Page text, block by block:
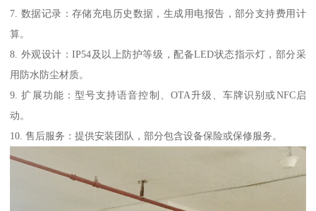
7. 数据记录：存储充电历史数据，生成用电报告，部分支持费用计
算。
8. 外观设计：IP54及以上防护等级，配备LED状态指示灯，部分采
用防水防尘材质。
9. 扩展功能：型号支持语音控制、OTA升级、车牌识别或NFC启
动。
10. 售后服务：提供安装团队，部分包含设备保险或保修服务。